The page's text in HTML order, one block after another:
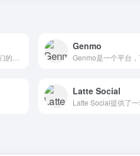
Genmo
Latte Social